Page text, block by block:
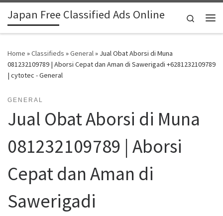
Skip to content
Japan Free Classified Ads Online
Search
Home »Classifieds »General» Jual Obat Aborsi di Muna
081232109789 | Aborsi Cepat dan Aman di Sawerigadi +6281232109789
| cytotec - General
GENERAL
Jual Obat Aborsi di Muna
081232109789 | Aborsi
Cepat dan Aman di
Sawerigadi